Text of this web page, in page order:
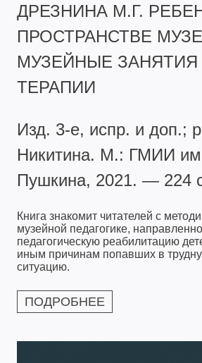
ДРЕЗНИНА М.Г.
ПРОСТРАНСТВЕ
МУЗЕЙНЫЕ ЗАНЯТИЯ
ТЕРАПИИ
Изд. 3-е, испр. и доп.;
Никитина. М.: ГМИИ
Пушкина, 2021. — 224
Книга знакомит читателей с
музейной педагогике,
педагогическую реабилитацию
иным причинам попавших в
ситуацию.
ПОДРОБНЕЕ